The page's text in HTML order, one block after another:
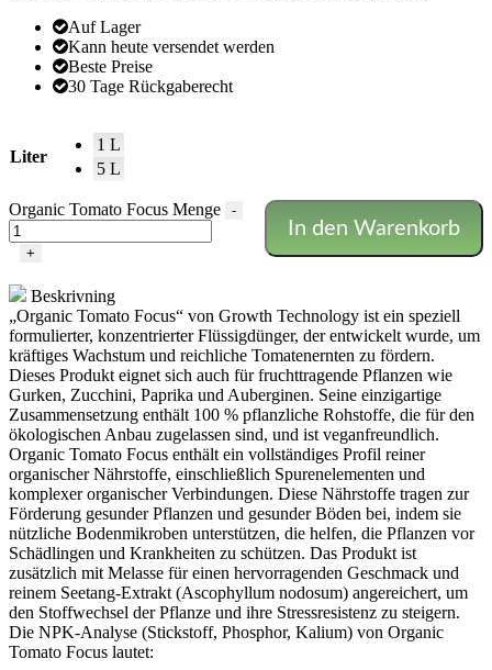
Auf Lager
Kann heute versendet werden
Beste Preise
30 Tage Rückgaberecht
Liter
1 L
5 L
Organic Tomato Focus Menge -
+
In den Warenkorb
Beskrivning
„Organic Tomato Focus“ von Growth Technology ist ein speziell
formulierter, konzentrierter Flüssigdünger, der entwickelt wurde, um
kräftiges Wachstum und reichliche Tomatenernten zu fördern.
Dieses Produkt eignet sich auch für fruchttragende Pflanzen wie
Gurken, Zucchini, Paprika und Auberginen. Seine einzigartige
Zusammensetzung enthält 100 % pflanzliche Rohstoffe, die für den
ökologischen Anbau zugelassen sind, und ist veganfreundlich.
Organic Tomato Focus enthält ein vollständiges Profil reiner
organischer Nährstoffe, einschließlich Spurenelementen und
komplexer organischer Verbindungen. Diese Nährstoffe tragen zur
Förderung gesunder Pflanzen und gesunder Böden bei, indem sie
nützliche Bodenmikroben unterstützen, die helfen, die Pflanzen vor
Schädlingen und Krankheiten zu schützen. Das Produkt ist
zusätzlich mit Melasse für einen hervorragenden Geschmack und
reinem Seetang-Extrakt (Ascophyllum nodosum) angereichert, um
den Stoffwechsel der Pflanze und ihre Stressresistenz zu steigern.
Die NPK-Analyse (Stickstoff, Phosphor, Kalium) von Organic
Tomato Focus lautet: